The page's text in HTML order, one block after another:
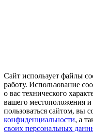
Сайт использует файлы
работу. Использование
о вас технического
вашего местоположения
пользоваться сайтом, вы
конфиденциальности, а
своих персональных